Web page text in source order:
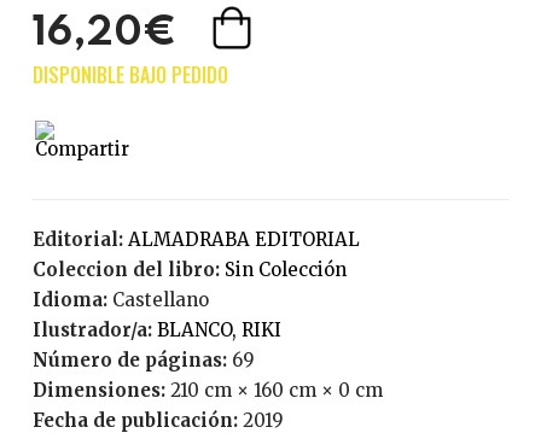
16,20€
Editorial:
ALMADRABA EDITORIAL
Coleccion del libro:
Sin Colección
Idioma:
Castellano
Ilustrador/a:
BLANCO, RIKI
Número de páginas:
69
Dimensiones: 210 cm × 160 cm × 0 cm
Fecha de publicación:
2019